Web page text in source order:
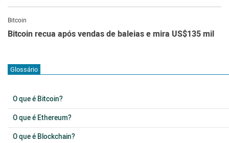
Bitcoin
Bitcoin recua após vendas de baleias e mira US$135 mil
Glossário
O que é Bitcoin?
O que é Ethereum?
O que é Blockchain?